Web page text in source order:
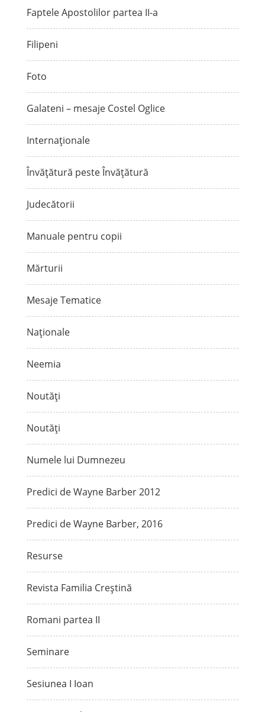
Faptele Apostolilor partea II-a
Filipeni
Foto
Galateni – mesaje Costel Oglice
Internaționale
Învățătură peste Învățătură
Judecătorii
Manuale pentru copii
Mărturii
Mesaje Tematice
Naționale
Neemia
Noutăți
Noutăți
Numele lui Dumnezeu
Predici de Wayne Barber 2012
Predici de Wayne Barber, 2016
Resurse
Revista Familia Creștină
Romani partea II
Seminare
Sesiunea I Ioan